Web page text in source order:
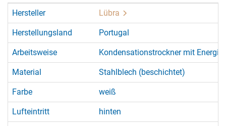
Hersteller Lübra
Herstellungsland Portugal
Arbeitsweise Kondensationstrockner mit
Material Stahlblech (beschichtet)
Farbe weiß
Lufteintritt hinten